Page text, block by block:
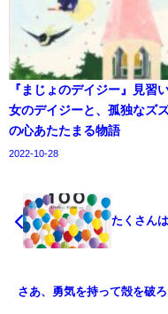
『まじょのデイジー』見習
女のデイジーと、孤独なズ
の心あたたまる物語
2022-10-28
たくさん
さあ、勇気を持って殻を破